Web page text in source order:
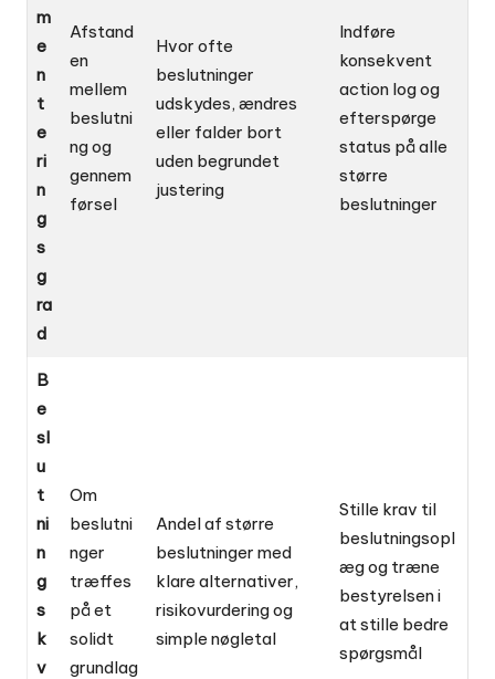
m
e
n
t
e
ri
n
g
s
g
ra
d
Afstand
en
mellem
beslutni
ng og
gennem
førsel
Hvor ofte
beslutninger
udskydes, ændres
eller falder bort
uden begrundet
justering
Indføre
konsekvent
action log og
efterspørge
status på alle
større
beslutninger
B
e
sl
u
t
ni
n
g
s
k
v
Om
beslutni
nger
træffes
på et
solidt
grundlag
Andel af større
beslutninger med
klare alternativer,
risikovurdering og
simple nøgletal
Stille krav til
beslutningsopl
æg og træne
bestyrelsen i
at stille bedre
spørgsmål